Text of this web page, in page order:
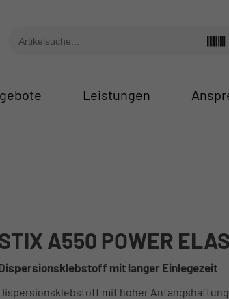
Leistungen
A550 POWER
mit langer Einlegezeit
mit hoher Anfangshaftung